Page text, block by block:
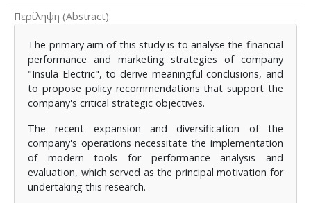
Περίληψη (Abstract)
The primary aim of this study is to analyse the financial
performance and marketing strategies of company
"Insula Electric", to derive meaningful conclusions, and
to propose policy recommendations that support the
company's critical strategic objectives.
The recent expansion and diversification of the
company's operations necessitate the implementation
of modern tools for performance analysis and
evaluation, which served as the principal motivation for
undertaking this research.